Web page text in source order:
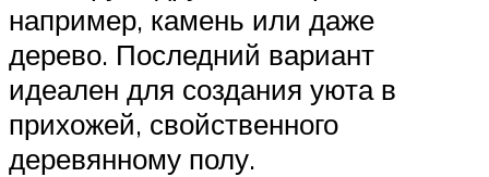
например, камень или даже
дерево. Последний вариант
идеален для создания уюта в
прихожей, свойственного
деревянному полу.